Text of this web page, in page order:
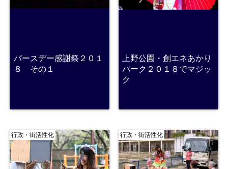
バースデー感謝祭２０１
８ その１
上野公園・創エネあかり
パーク２０１８でマジッ
ク
行政・街活性化 行政・街活性化